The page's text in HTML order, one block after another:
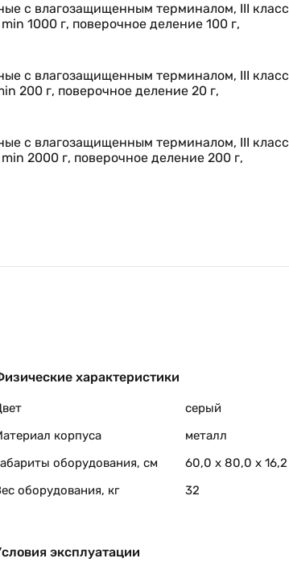
с влагозащищенным терминалом, III класс
1000 г, поверочное деление 100 г,
с влагозащищенным терминалом, III класс
200 г, поверочное деление 20 г,
с влагозащищенным терминалом, III класс
2000 г, поверочное деление 200 г,
характеристики
серый
корпуса
металл
оборудования, см
60,0 x 80,0 x 16,2
оборудования, кг
32
эксплуатации